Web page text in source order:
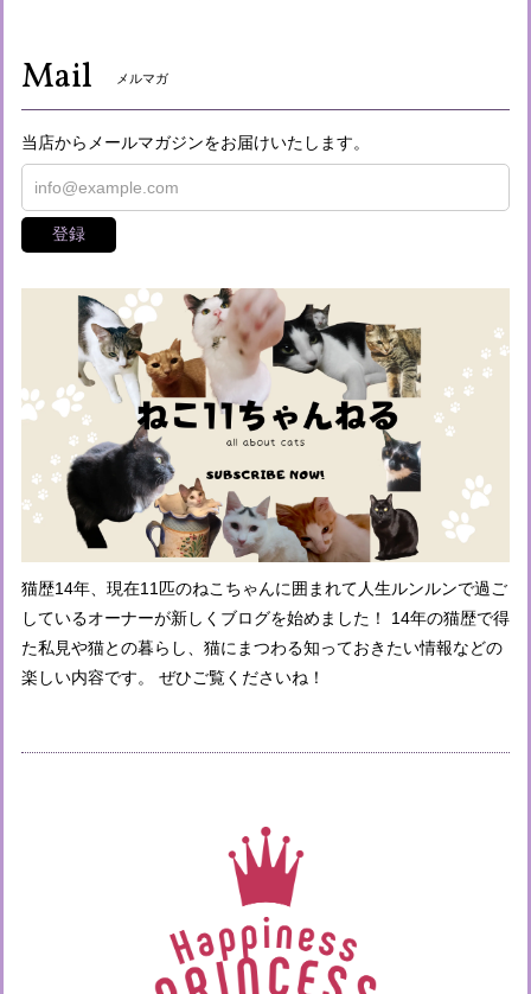
Mail メルマガ
当店からメールマガジンをお届けいたします。
登録
猫歴14年、現在11匹のねこちゃんに囲まれて人生ルンルンで過ご
しているオーナーが新しくブログを始めました！ 14年の猫歴で得
た私見や猫との暮らし、猫にまつわる知っておきたい情報などの
楽しい内容です。 ぜひご覧くださいね！